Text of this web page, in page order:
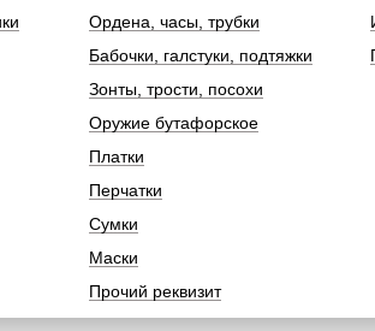
Ордена, часы, трубки
Бабочки, галстуки, подтяжки
Зонты, трости, посохи
Оружие бутафорское
Платки
Перчатки
Сумки
Маски
Прочий реквизит